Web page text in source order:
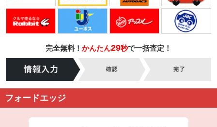
完全無料！ かんたん29秒で一括査定！
フォードエッジ